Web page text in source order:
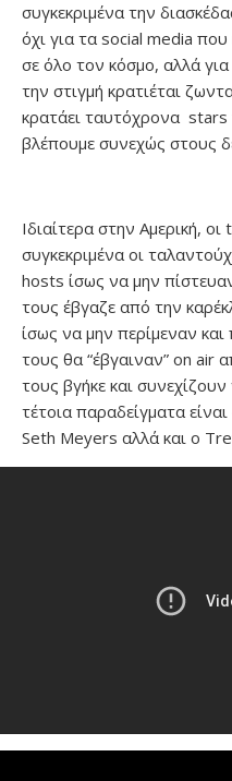
συγκεκριμένα την
όχι για τα social media
σε όλο τον κόσμο, αλλά
την στιγμή κρατιέται
κρατάει ταυτόχρονα stars
βλέπουμε συνεχώς στους
Ιδιαίτερα στην Αμερική,
συγκεκριμένα οι
hosts ίσως να μην
τους έβγαζε από την
ίσως να μην περίμεναν
τους θα “έβγαιναν” on air
τους βγήκε και
τέτοια παραδείγματα
Seth Meyers αλλά και o